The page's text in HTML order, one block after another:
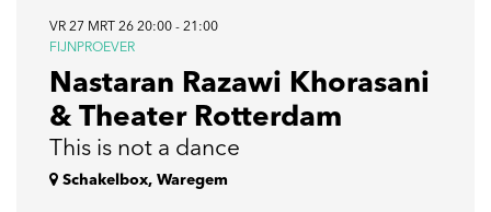
Nastaran Razawi Khorasani
& Theater Rotterdam
This is not a dance
FIJNPROEVER
VR 27 MRT 26 20:00 - 21:00
Schakelbox, Waregem